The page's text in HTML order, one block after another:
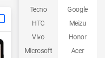
Google
Tecno
Meizu
HTC
Honor
Vivo
Acer
Microsoft